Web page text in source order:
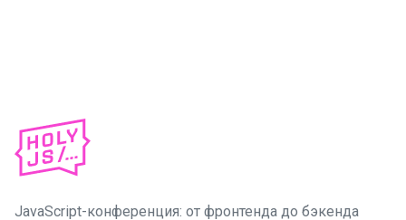
JavaScript-конференция: от фронтенда до бэкенда